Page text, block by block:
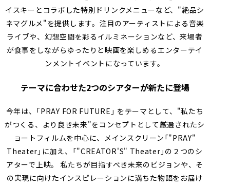
イスキーとコラボした特別ドリンクメニューなど、"絶品シ
ネマグルメ"を提供します。注目のアーティストによる⾳楽
ライブや、幻想空間を彩るイルミネーションなど、来場者
が食事をしながらゆったりと映画を楽しめるエンターテイ
ンメントイベントになっています。
テーマに合わせた2つのシアターが新たに登場
今年は、「PRAY FOR FUTURE」 をテーマとして、"私たち
がつくる、より良き未来"をコンセプトとして厳選されたシ
ョートフィルムを中心に、メインスクリーン「"PRAY"
Theater」に加え、「"CREATOR'S" Theater」の２つのシ
アターで上映。 私たちが目指すべき未来のビジョンや、そ
の実現に向けたインスピレーションに満ちた物語をお届け